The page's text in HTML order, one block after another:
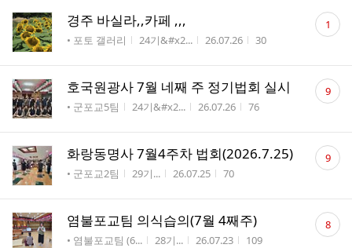
경주 바실라,,카페 ,,,
게시판명
• 포토 갤러리 작성자
24기&#x2... 작성시간
26.07.26 조회수
30
댓
글 1
호국원광사 7월 네째 주 정기법회 실시
게시판명
• 군포교5팀 작성자
24기&#x2... 작성시간
26.07.26 조회수
76
댓
글 9
화랑동명사 7월4주차 법회(2026.7.25)
게시판명
• 군포교2팀 작성자
29기... 작성시간
26.07.25 조회수
70
댓
글 9
염불포교팀 의식습의(7월 4째주)
게시판명
• 염불포교팀 (6... 작성자
28기... 작성시간
26.07.23 조회수
109
댓
글 8